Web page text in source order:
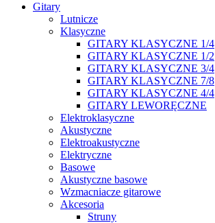
Gitary
Lutnicze
Klasyczne
GITARY KLASYCZNE 1/4
GITARY KLASYCZNE 1/2
GITARY KLASYCZNE 3/4
GITARY KLASYCZNE 7/8
GITARY KLASYCZNE 4/4
GITARY LEWORĘCZNE
Elektroklasyczne
Akustyczne
Elektroakustyczne
Elektryczne
Basowe
Akustyczne basowe
Wzmacniacze gitarowe
Akcesoria
Struny